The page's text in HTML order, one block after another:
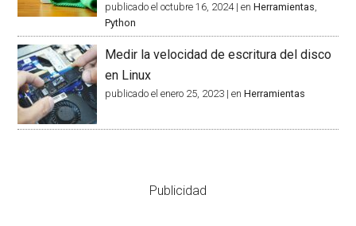
publicado el octubre 16, 2024|enHerramientas,
Python
Medir la velocidad de escritura del disco
en Linux
publicado el enero 25, 2023 |enHerramientas
Publicidad